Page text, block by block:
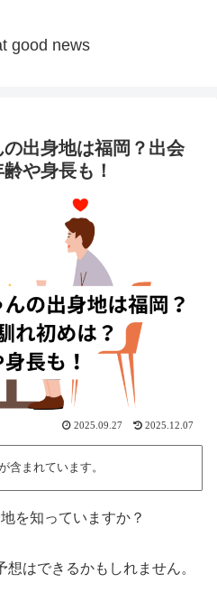
good news
出身地は福岡？出会
や身長も！
2025.09.27 2025.12.07
含まれています。
を知っていますか？
はできるかもしれません。